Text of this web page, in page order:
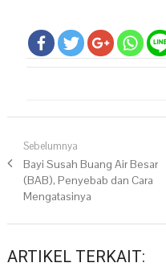
Navigasi pos
Sebelumnya
Previous post:
Bayi Susah Buang Air Besar
(BAB), Penyebab dan Cara
Mengatasinya
ARTIKEL TERKAIT: